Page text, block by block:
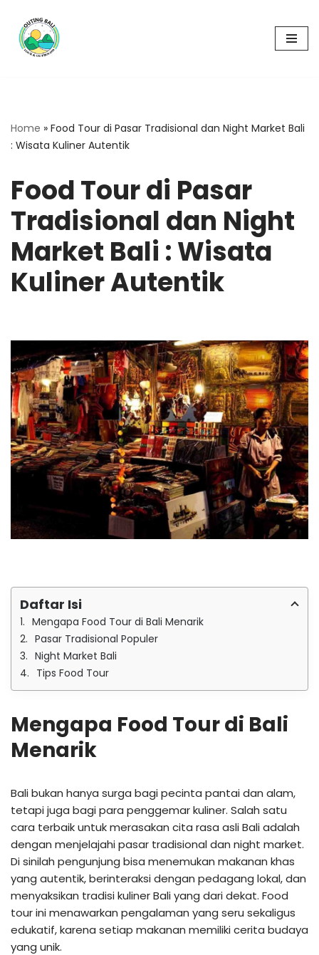
Skip
Home » Food Tour di Pasar Tradisional dan Night Market Bali
: Wisata Kuliner Autentik
Food Tour di Pasar
Tradisional dan Night
Market Bali : Wisata
Kuliner Autentik
Daftar Isi
Mengapa Food Tour di Bali Menarik
Pasar Tradisional Populer
Night Market Bali
Tips Food Tour
Mengapa Food Tour di Bali
Menarik
Bali bukan hanya surga bagi pecinta pantai dan alam,
tetapi juga bagi para penggemar kuliner. Salah satu
cara terbaik untuk merasakan cita rasa asli Bali adalah
dengan menjelajahi pasar tradisional dan night market.
Di sinilah pengunjung bisa menemukan makanan khas
yang autentik, berinteraksi dengan pedagang lokal, dan
menyaksikan tradisi kuliner Bali yang dari dekat. Food
tour ini menawarkan pengalaman yang seru sekaligus
edukatif, karena setiap makanan memiliki cerita budaya
yang unik.